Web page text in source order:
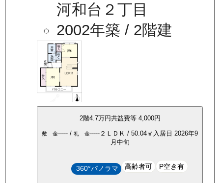
河和台２丁目
2002年築 / 2階建
2階4.7万円共益費等 4,000円
敷 金----- / 礼 金----- ２ＬＤＫ / 50.04㎡ 入居日 2026年9
月中旬
360°パノラマ 高齢者可 P空き有